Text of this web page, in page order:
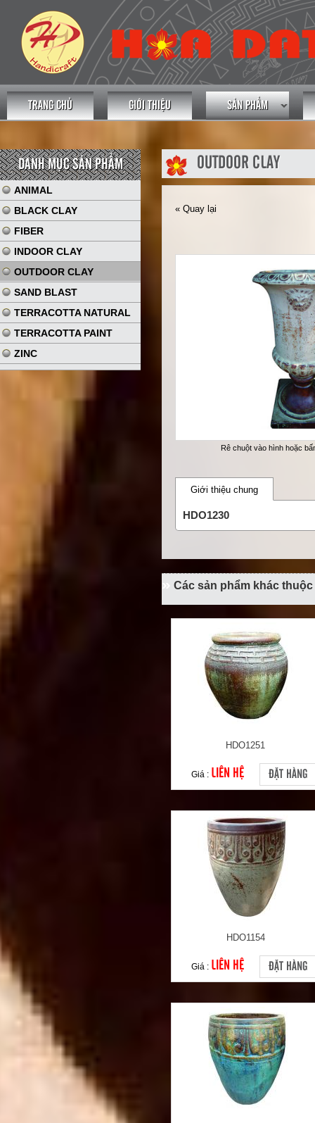
TRANG CHỦ GIỚI THIỆU SẢN PHẨM
DANH MỤC SẢN PHẨM
ANIMAL
BLACK CLAY
FIBER
INDOOR CLAY
OUTDOOR CLAY
SAND BLAST
TERRACOTTA NATURAL
TERRACOTTA PAINT
ZINC
OUTDOOR CLAY
« Quay lại
Rê chuột vào hình hoặc
Giới thiệu chung
HDO1230
Các sản phẩm khác
HDO1251
Giá : LIÊN HỆ ĐẶT HÀNG
HDO1154
Giá : LIÊN HỆ ĐẶT HÀNG